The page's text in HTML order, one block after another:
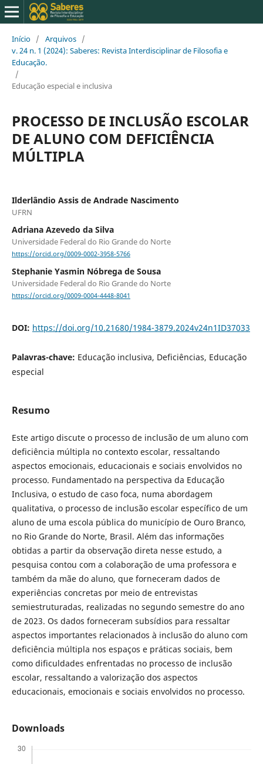
Início / Arquivos /
v. 24 n. 1 (2024): Saberes: Revista Interdisciplinar de Filosofia e
Educação.
/
Educação especial e inclusiva
PROCESSO DE INCLUSÃO ESCOLAR
DE ALUNO COM DEFICIÊNCIA
MÚLTIPLA
Ilderlândio Assis de Andrade Nascimento
UFRN
Adriana Azevedo da Silva
Universidade Federal do Rio Grande do Norte
https://orcid.org/0009-0002-3958-5766
Stephanie Yasmin Nóbrega de Sousa
Universidade Federal do Rio Grande do Norte
https://orcid.org/0009-0004-4448-8041
DOI: https://doi.org/10.21680/1984-3879.2024v24n1ID37033
Palavras-chave: Educação inclusiva, Deficiências, Educação
especial
Resumo
Este artigo discute o processo de inclusão de um aluno com
deficiência múltipla no contexto escolar, ressaltando
aspectos emocionais, educacionais e sociais envolvidos no
processo. Fundamentado na perspectiva da Educação
Inclusiva, o estudo de caso foca, numa abordagem
qualitativa, o processo de inclusão escolar específico de um
aluno de uma escola pública do município de Ouro Branco,
no Rio Grande do Norte, Brasil. Além das informações
obtidas a partir da observação direta nesse estudo, a
pesquisa contou com a colaboração de uma professora e
também da mãe do aluno, que forneceram dados de
experiências concretas por meio de entrevistas
semiestruturadas, realizadas no segundo semestre do ano
de 2023. Os dados forneceram subsídios para ressaltar
aspectos importantes relacionados à inclusão do aluno com
deficiência múltipla nos espaços e práticas sociais, bem
como dificuldades enfrentadas no processo de inclusão
escolar, ressaltando a valorização dos aspectos
educacionais, emocionais e sociais envolvidos no processo.
Downloads